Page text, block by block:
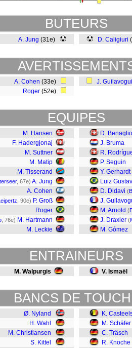
BUTEURS
A. Jung (31e) D. Caligiuri
A. Cohen (33e)
Roger (52e)
J. Guilavogui
EQUIPES
M. Hansen
F. Hadergjonaj
M. Suttner
M. Matip
M. Tisserand
, 67e) A. Jung
A. Cohen
, 90e) P. Groß
Roger
, 76e) M. Hartmann
M. Leckie
D. Benaglio
J. Bruma
R.
P. Seguin
Y. Gerhardt
Luiz
D. Didavi (
J.
M. Arnold (
J. Draxler (
M. Gómez
ENTRAINEURS
M. Walpurgis V. Ismaël
BANCS DE
Ø. Nyland
H. Wahl
M. Christiansen
S. Kittel
K.
M. Schäfer
C. Träsch
R. Knoche